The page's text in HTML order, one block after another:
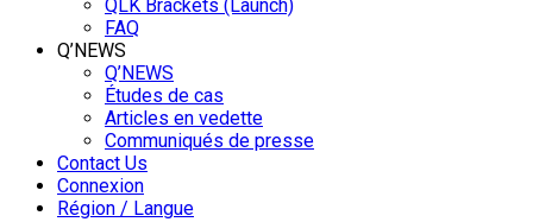
QLK Brackets (Launch)
FAQ
Q’NEWS
Q’NEWS
Études de cas
Articles en vedette
Communiqués de presse
Contact Us
Connexion
Région / Langue